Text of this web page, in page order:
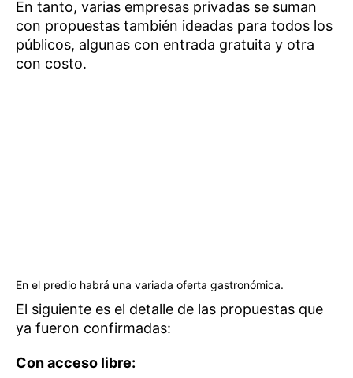
En tanto, varias empresas privadas se suman
con propuestas también ideadas para todos los
públicos, algunas con entrada gratuita y otra
con costo.
En el predio habrá una variada oferta gastronómica.
El siguiente es el detalle de las propuestas que
ya fueron confirmadas:
Con acceso libre: